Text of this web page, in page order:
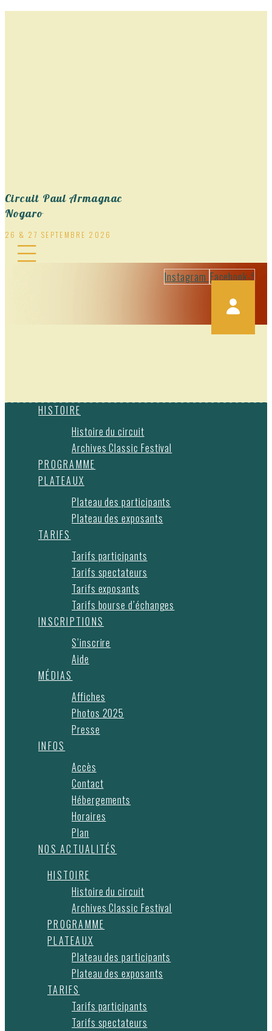
Aller
Circuit Paul Armagnac
Nogaro
26 & 27 SEPTEMBRE 2026
Instagram Facebook-f
HISTOIRE
Histoire du circuit
Archives Classic Festival
PROGRAMME
PLATEAUX
Plateau des participants
Plateau des exposants
TARIFS
Tarifs participants
Tarifs spectateurs
Tarifs exposants
Tarifs bourse d’échanges
INSCRIPTIONS
S’inscrire
Aide
MÉDIAS
Affiches
Photos 2025
Presse
INFOS
Accès
Contact
Hébergements
Horaires
Plan
NOS ACTUALITÉS
HISTOIRE
Histoire du circuit
Archives Classic Festival
PROGRAMME
PLATEAUX
Plateau des participants
Plateau des exposants
TARIFS
Tarifs participants
Tarifs spectateurs